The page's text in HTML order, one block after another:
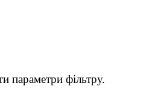
параметри фільтру.